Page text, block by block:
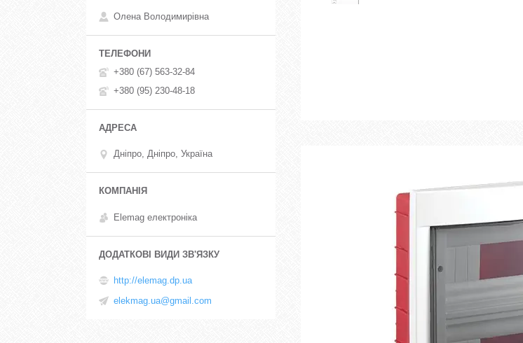
Олена Володимирівна
+380 (67) 563-32-84
+380 (95) 230-48-18
Дніпро, Дніпро, Україна
Elemag електроніка
http://elemag.dp.ua
elekmag.ua@gmail.com